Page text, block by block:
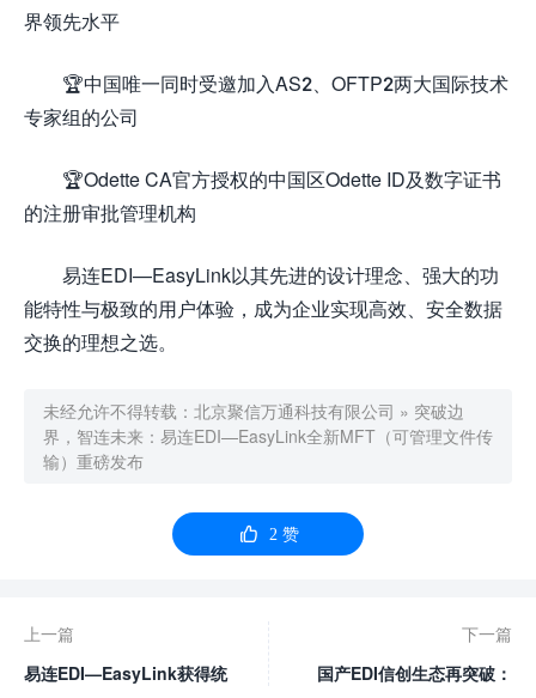
界领先水平
🏆中国唯一同时受邀加入AS2、OFTP2两大国际技术
专家组的公司
🏆Odette CA官方授权的中国区Odette ID及数字证书
的注册审批管理机构
易连EDI—EasyLink以其先进的设计理念、强大的功
能特性与极致的用户体验，成为企业实现高效、安全数据
交换的理想之选。
未经允许不得转载： 北京聚信万通科技有限公司 » 突破边
界，智连未来：易连EDI—EasyLink全新MFT（可管理文件传
输）重磅发布
 2 赞
上一篇
易连EDI—EasyLink获得统
下一篇
国产EDI信创生态再突破：